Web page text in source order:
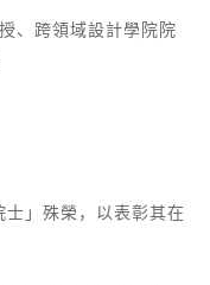
、跨領域設計學院院
」殊榮，以表彰其在